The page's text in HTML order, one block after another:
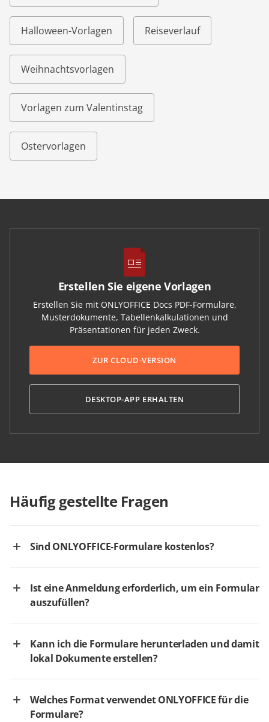
Halloween-Vorlagen Reiseverlauf
Weihnachtsvorlagen
Vorlagen zum Valentinstag
Ostervorlagen
Erstellen Sie eigene Vorlagen
Erstellen Sie mit ONLYOFFICE Docs PDF-Formulare,
Musterdokumente, Tabellenkalkulationen und
Präsentationen für jeden Zweck.
ZUR CLOUD-VERSION
DESKTOP-APP ERHALTEN
Häufig gestellte Fragen
Sind ONLYOFFICE-Formulare kostenlos?
Ist eine Anmeldung erforderlich, um ein Formular
auszufüllen?
Kann ich die Formulare herunterladen und damit
lokal Dokumente erstellen?
Welches Format verwendet ONLYOFFICE für die
Formulare?